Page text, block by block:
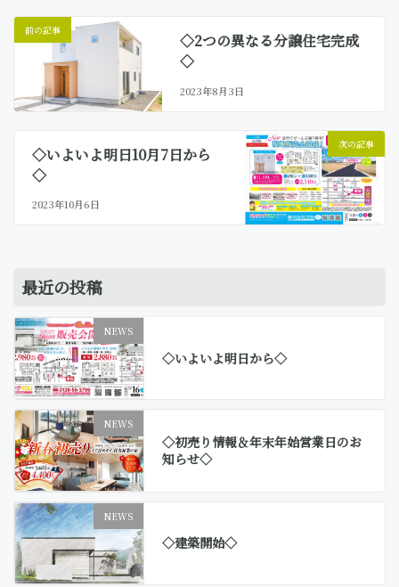
前の記事
◇2つの異なる分譲住宅完成
◇
2023年8月3日
次の記事
◇いよいよ明日10月7日から
◇
2023年10月6日
最近の投稿
NEWS
◇いよいよ明日から◇
NEWS
◇初売り情報＆年末年始営業日のお
知らせ◇
NEWS
◇建築開始◇